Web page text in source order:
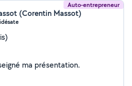
Auto-entrepreneur
(Corentin Massot)
Je n'ai pas encore renseigné ma présentation.